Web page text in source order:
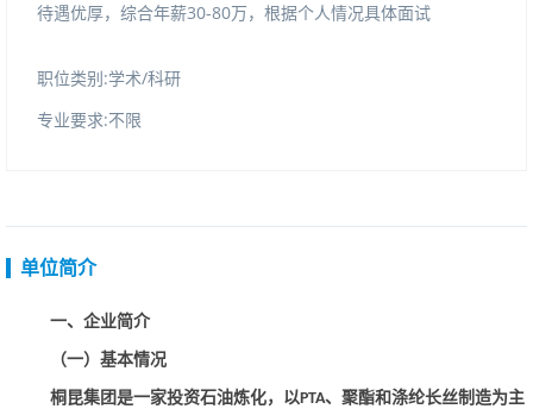
待遇优厚，综合年薪30-80万，根据个人情况具体面试
职位类别:学术/科研
专业要求:不限
单位简介
一、企业简介
（一）基本情况
桐昆集团是一家投资石油炼化，以PTA、聚酯和涤纶长丝制造为主